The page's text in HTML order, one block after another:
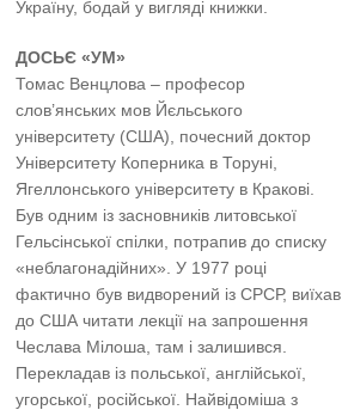
Україну, бодай у вигляді книжки.
ДОСЬЄ «УМ»
Томас Венцлова – професор
слов’янських мов Йєльського
університету (США), почесний доктор
Університету Коперника в Торуні,
Ягеллонського університету в Кракові.
Був одним із засновників литовської
Гельсінської спілки, потрапив до списку
«неблагонадійних». У 1977 році
фактично був видворений із СРСР, виїхав
до США читати лекції на запрошення
Чеслава Мілоша, там і залишився.
Перекладав із польської, англійської,
угорської, російської. Найвідоміша з